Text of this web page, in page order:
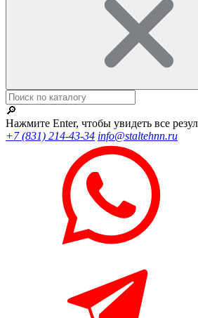
🔎
Нажмите Enter, чтобы увидеть все
+7 (831) 214-43-34 info@staltehnn.ru